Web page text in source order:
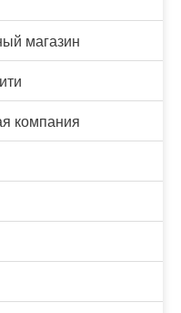
магазин
компания